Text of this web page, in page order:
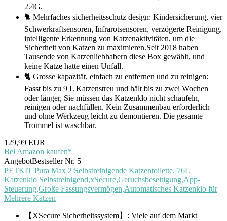
2.4G.
🐈 Mehrfaches sicherheitsschutz design: Kindersicherung, vier
Schwerkraftsensoren, Infrarotsensoren, verzögerte Reinigung,
intelligente Erkennung von Katzenaktivitäten, um die
Sicherheit von Katzen zu maximieren.Seit 2018 haben
Tausende von Katzenliebhabern diese Box gewählt, und
keine Katze hatte einen Unfall.
🐈 Grosse kapazität, einfach zu entfernen und zu reinigen:
Fasst bis zu 9 L Katzenstreu und hält bis zu zwei Wochen
oder länger, Sie müssen das Katzenklo nicht schaufeln,
reinigen oder nachfüllen. Kein Zusammenbau erforderlich
und ohne Werkzeug leicht zu demontieren. Die gesamte
Trommel ist waschbar.
129,99 EUR
Bei Amazon kaufen*
AngebotBestseller Nr. 5
PETKIT Pura Max 2 Selbstreinigende Katzentoilette, 76L
Katzenklo Selbstreinigend,xSecure,Geruchsbeseitigung,App-
Steuerung,Große Fassungsvermögen,Automatisches Katzenklo für
Mehrere Katzen
【XSecure Sicherheitssystem】: Viele auf dem Markt